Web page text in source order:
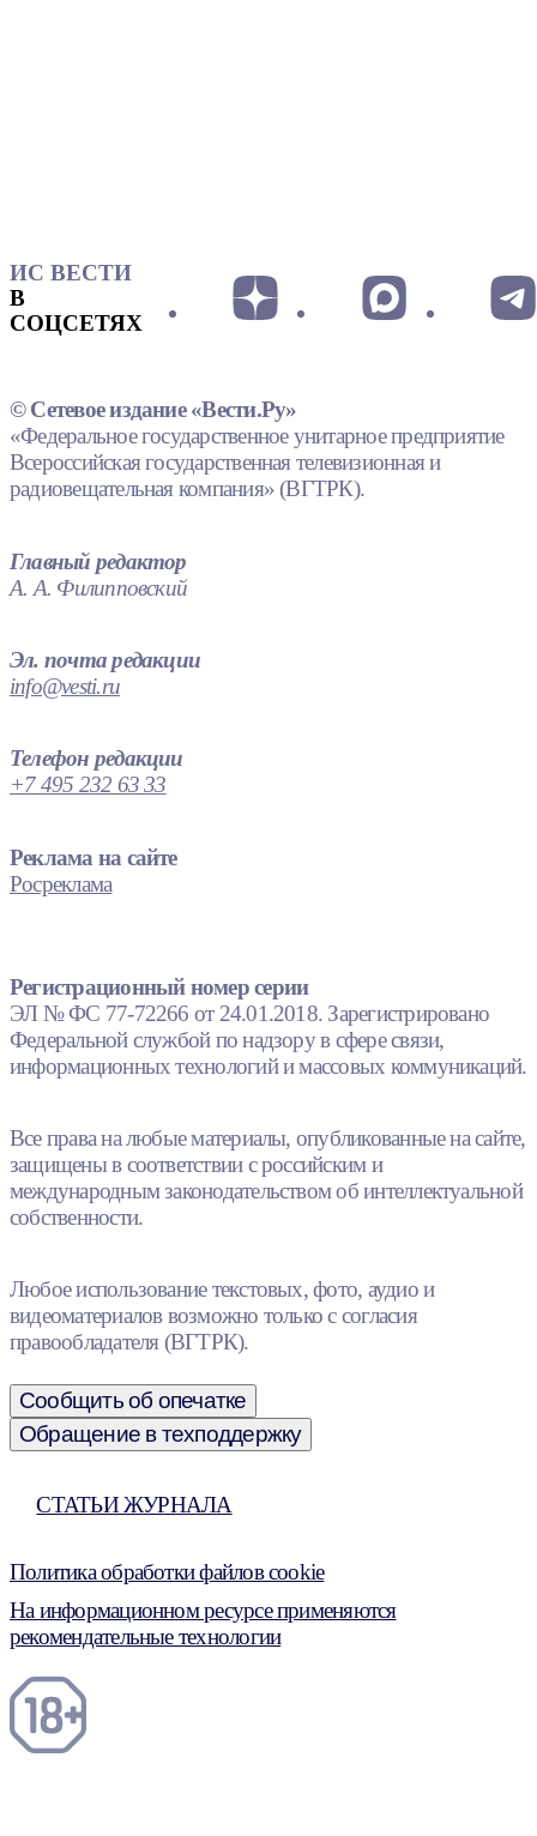
ИС ВЕСТИ
В
СОЦСЕТЯХ
© Сетевое издание «Вести.Ру»
«Федеральное государственное унитарное предприятие
Всероссийская государственная телевизионная и
радиовещательная компания» (ВГТРК).
Главный редактор
А. А. Филипповский
Эл. почта редакции
info@vesti.ru
Телефон редакции
+7 495 232 63 33
Реклама на сайте
Росреклама
Регистрационный номер серии
ЭЛ № ФС 77-72266 от 24.01.2018. Зарегистрировано
Федеральной службой по надзору в сфере связи,
информационных технологий и массовых коммуникаций.
Все права на любые материалы, опубликованные на сайте,
защищены в соответствии с российским и
международным законодательством об интеллектуальной
собственности.
Любое использование текстовых, фото, аудио и
видеоматериалов возможно только с согласия
правообладателя (ВГТРК).
Сообщить об опечатке
Обращение в техподдержку
СТАТЬИ ЖУРНАЛА
Политика обработки файлов cookie
На информационном ресурсе применяются
рекомендательные технологии